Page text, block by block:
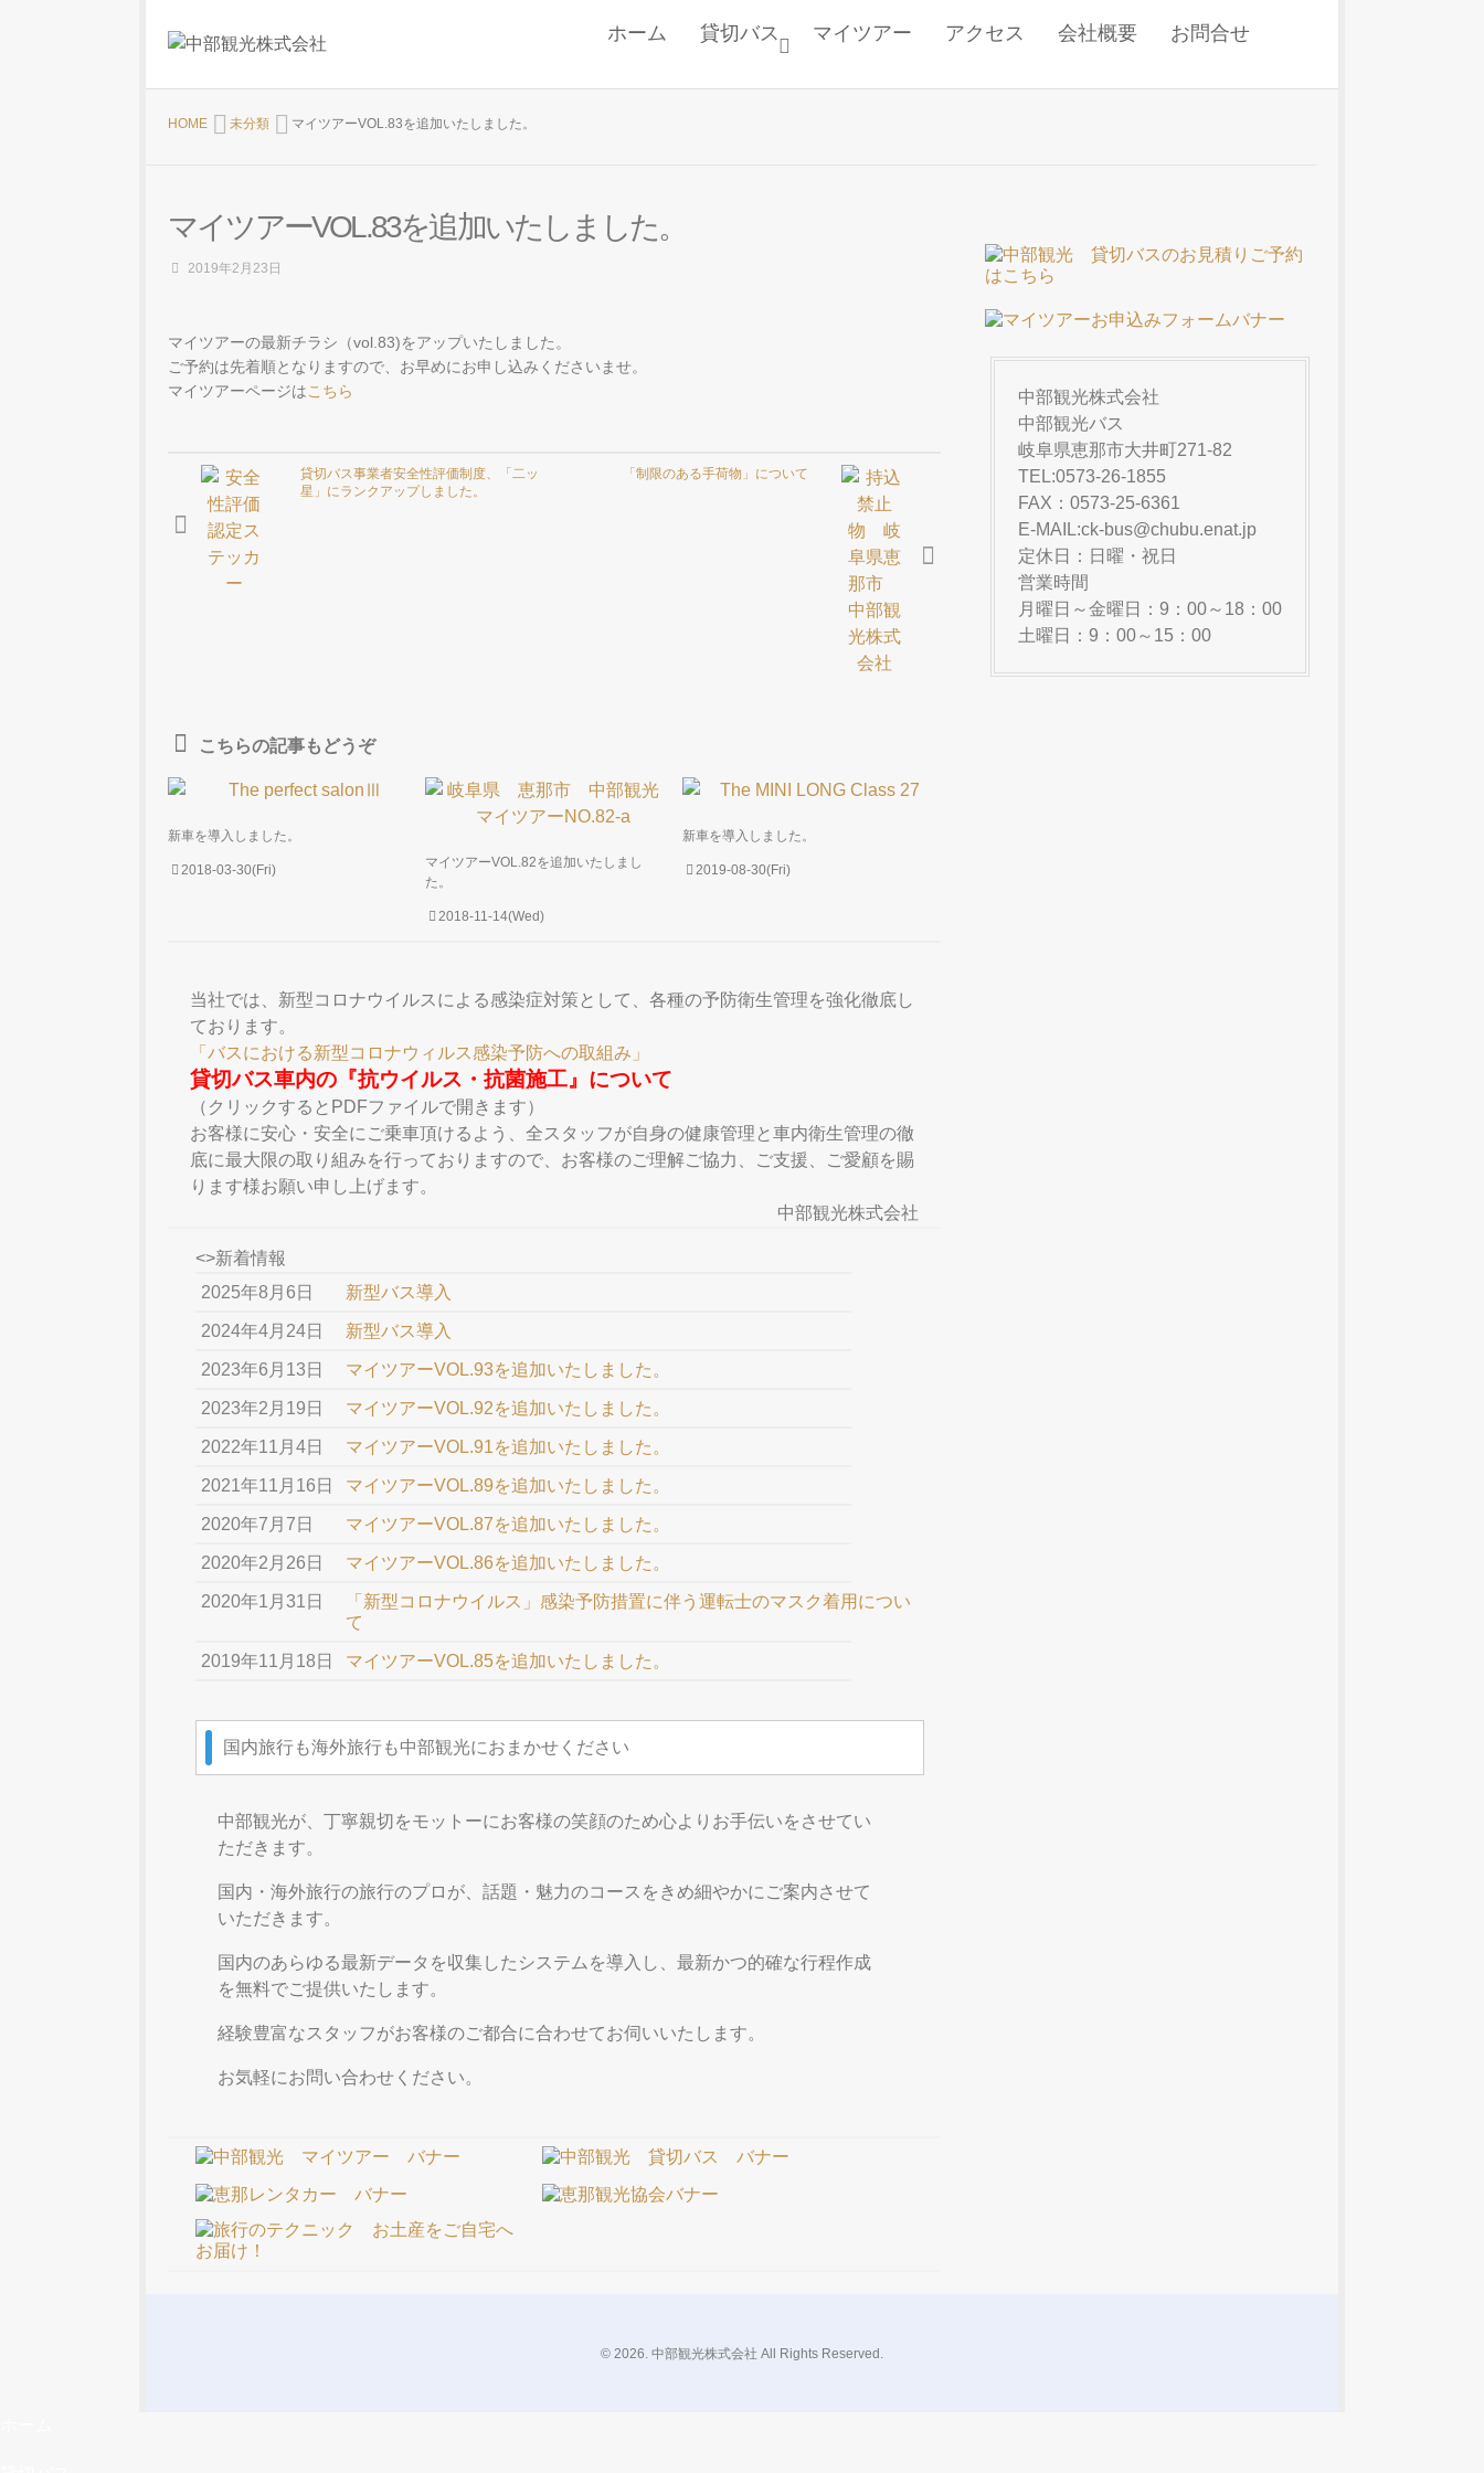
ホーム 貸切バス マイツアー アクセス 会社概要 お問合せ
HOME 未分類 マイツアーVOL.83を追加いたしました。
マイツアーVOL.83を追加いたしました。
2019年2月23日
マイツアーの最新チラシ（vol.83)をアップいたしました。
ご予約は先着順となりますので、お早めにお申し込みくださいませ。
マイツアーページはこちら
貸切バス事業者安全性評価制度、「二ッ
星」にランクアップしました。
「制限のある手荷物」について
こちらの記事もどうぞ
新車を導入しました。
2018-03-30(Fri)
マイツアーVOL.82を追加いたしまし
た。
2018-11-14(Wed)
新車を導入しました。
2019-08-30(Fri)
当社では、新型コロナウイルスによる感染症対策として、各種の予防衛生管理を強化徹底し
ております。
「バスにおける新型コロナウィルス感染予防への取組み」
貸切バス車内の『抗ウイルス・抗菌施工』について
（クリックするとPDFファイルで開きます）
お客様に安心・安全にご乗車頂けるよう、全スタッフが自身の健康管理と車内衛生管理の徹
底に最大限の取り組みを行っておりますので、お客様のご理解ご協力、ご支援、ご愛顧を賜
ります様お願い申し上げます。
中部観光株式会社
<>新着情報
2025年8月6日
新型バス導入
2024年4月24日 新型バス導入
2023年6月13日 マイツアーVOL.93を追加いたしました。
2023年2月19日 マイツアーVOL.92を追加いたしました。
2022年11月4日 マイツアーVOL.91を追加いたしました。
2021年11月16日 マイツアーVOL.89を追加いたしました。
2020年7月7日 マイツアーVOL.87を追加いたしました。
2020年2月26日 マイツアーVOL.86を追加いたしました。
2020年1月31日
「新型コロナウイルス」感染予防措置に伴う運転士のマスク着用につい
て
2019年11月18日 マイツアーVOL.85を追加いたしました。
国内旅行も海外旅行も中部観光におまかせください
中部観光が、丁寧親切をモットーにお客様の笑顔のため心よりお手伝いをさせてい
ただきます。
国内・海外旅行の旅行のプロが、話題・魅力のコースをきめ細やかにご案内させて
いただきます。
国内のあらゆる最新データを収集したシステムを導入し、最新かつ的確な行程作成
を無料でご提供いたします。
経験豊富なスタッフがお客様のご都合に合わせてお伺いいたします。
お気軽にお問い合わせください。
中部観光株式会社
中部観光バス
岐阜県恵那市大井町271-82
TEL:0573-26-1855
FAX：0573-25-6361
E-MAIL:ck-bus@chubu.enat.jp
定休日：日曜・祝日
営業時間
月曜日～金曜日：9：00～18：00
土曜日：9：00～15：00
© 2026. 中部観光株式会社 All Rights Reserved.